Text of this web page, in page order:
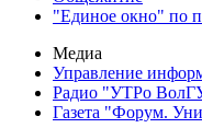
"Единое окно" по
Медиа
Управление
Радио "УТРо
Газета "Форум.